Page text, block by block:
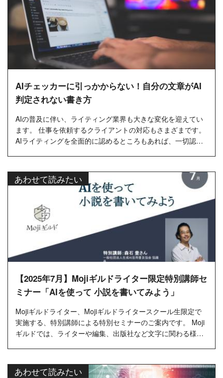
AIチェッカーに引っかからない！自分の文章がAI
判定されない書き方
AIの普及に伴い、ライティング業界も大きな変化を迎えてい
ます。 仕事を依頼するクライアントの対応もさまざまです。
AIライティングを全面的に認めるところもあれば、一切認め
あわせて読みたい
【2025年7月】Mojiギルドライター限定特別講師セ
ミナー「AIを使って 小説を書いてみよう」
Mojiギルドライター、Mojiギルドライタースクール生限定で
実施する、特別講師による特別セミナーのご案内です。 Moji
ギルドでは、ライターや編集、出版社など文字に関わる様々
あわせて読みたい